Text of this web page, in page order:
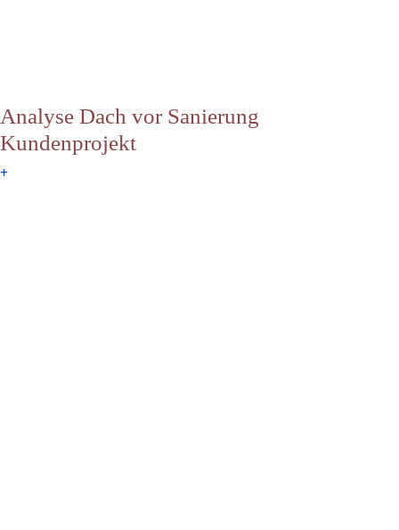
Analyse Dach vor Sanierung
Kundenprojekt
+